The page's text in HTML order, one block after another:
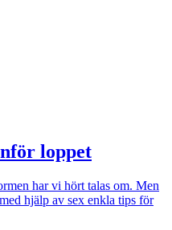
loppet
har vi hört talas om. Men
hjälp av sex enkla tips för